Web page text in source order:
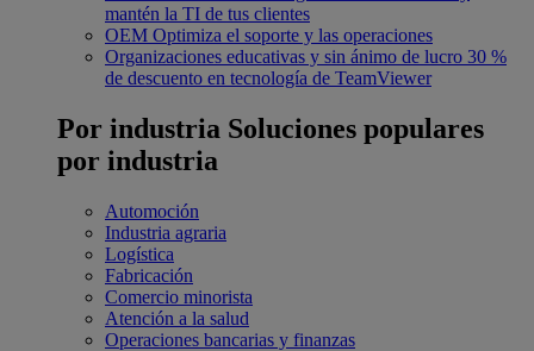
mantén la TI de tus clientes
OEM Optimiza el soporte y las operaciones
Organizaciones educativas y sin ánimo de lucro 30 %
de descuento en tecnología de TeamViewer
Por industria Soluciones populares
por industria
Automoción
Industria agraria
Logística
Fabricación
Comercio minorista
Atención a la salud
Operaciones bancarias y finanzas